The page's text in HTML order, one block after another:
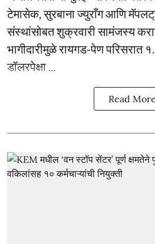
टेमासेक, सुरबाना ज्युराँग आणि
संस्थांसोबत शुक्रवारी सामंजस्य
भागीदारीमुळे रायगड-पेण परिसरात
डॉलरपेक्षा ...
Read More